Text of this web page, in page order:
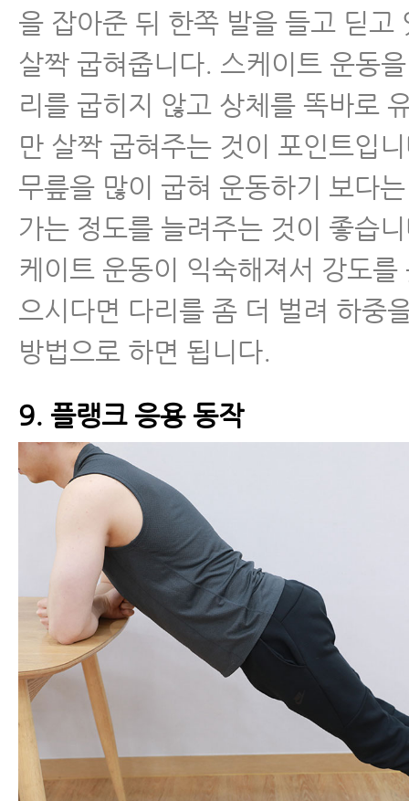
을 잡아준 뒤 한쪽 발을 들고 딛고
살짝 굽혀줍니다. 스케이트 운동
리를 굽히지 않고 상체를 똑바로
만 살짝 굽혀주는 것이 포인트입
무릎을 많이 굽혀 운동하기 보다
가는 정도를 늘려주는 것이 좋습
케이트 운동이 익숙해져서 강도를
으시다면 다리를 좀 더 벌려 하중
방법으로 하면 됩니다.
9. 플랭크 응용 동작